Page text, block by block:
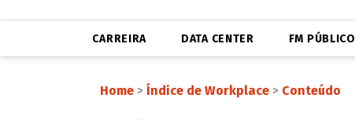
CARREIRA DATA CENTER FM PÚBLICO
Home> Índice de Workplace> Conteúdo